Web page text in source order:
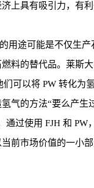
上具有吸引力，有
用途可能是不仅生
料的替代品。莱斯
们可以将 PW 转化为
气的方法“要么产生
通过使用 FJH 和 PW
前市场价值的一小